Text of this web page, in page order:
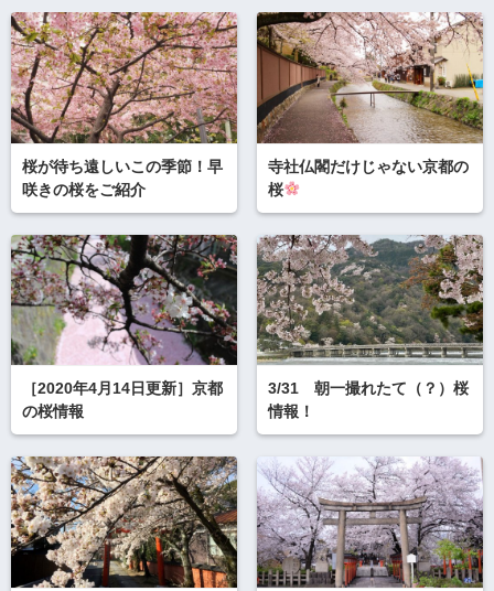
桜が待ち遠しいこの季節！早
咲きの桜をご紹介
寺社仏閣だけじゃない京都の
桜
［2020年4月14日更新］京都
の桜情報
3/31 朝一撮れたて（？）桜
情報！